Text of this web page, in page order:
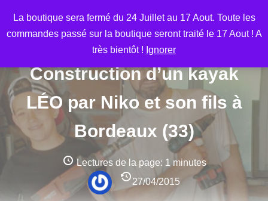
La boutique sera fermé du 24 Juillet au 17 Aout. Toute les
commandes passé sur la boutique seront traité le 17 Aout ! A
très bientôt ! Ignorer
contenu
Construction d’un kayak
LÉO par Niko et son fils à
Bordeaux (33)
Lectures de la page: 1 minutes
27/04/2015